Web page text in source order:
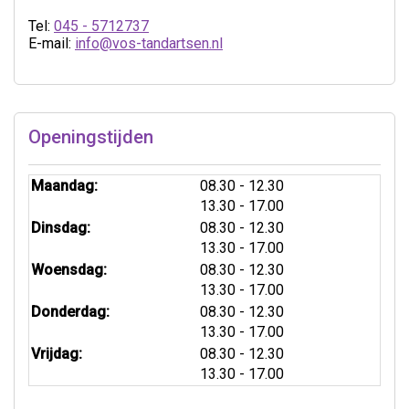
Tel: 045 - 5712737
E-mail: info@vos-tandartsen.nl
Openingstijden
Maandag: 08.30 tot
- 12.30
13.30 tot
- 17.00
Dinsdag:
08.30 tot
- 12.30
13.30 tot
- 17.00
Woensdag:
08.30 tot
- 12.30
13.30 tot
- 17.00
Donderdag:
08.30 tot
- 12.30
13.30 tot
- 17.00
Vrijdag:
08.30 tot
- 12.30
13.30 tot
- 17.00